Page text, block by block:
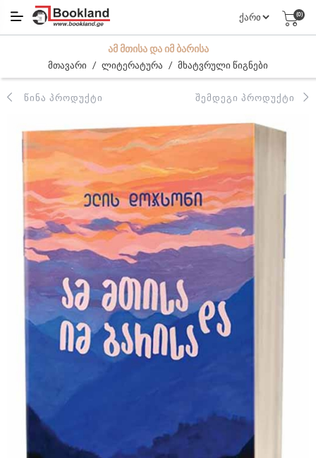
(0)
ᲐᲛ ᲛᲗᲘᲡᲐ ᲓᲐ ᲘᲛ ᲑᲐᲠᲘᲡᲐ
მთავარი / ლიტერატურა / მხატვრული წიგნები
ᲬᲘᲜᲐ ᲞᲠᲝᲓᲣᲥᲢᲘ ᲨᲔᲛᲓᲔᲒᲘ ᲞᲠᲝᲓᲣᲥᲢᲘ